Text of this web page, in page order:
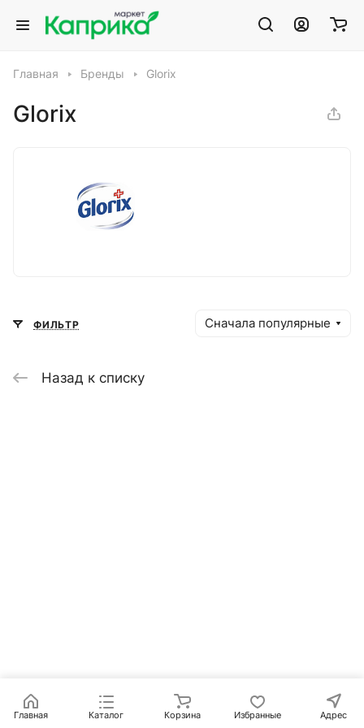
Главная Бренды Glorix
Glorix
ФИЛЬТР Сначала популярные
Назад к списку
Главная Каталог Корзина Избранные Адрес